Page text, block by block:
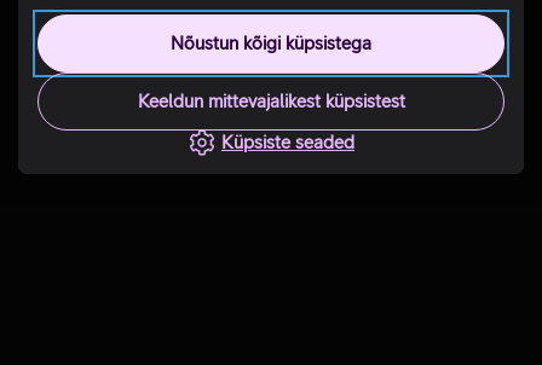
Nõustun kõigi küpsistega
Keeldun mittevajalikest küpsistest
Küpsiste seaded